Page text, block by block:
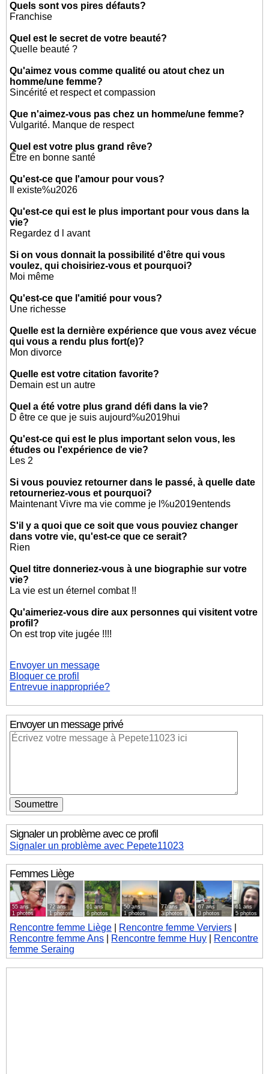
Quels sont vos pires défauts?
Franchise
Quel est le secret de votre beauté?
Quelle beauté ?
Qu'aimez vous comme qualité ou atout chez un
homme/une femme?
Sincérité et respect et compassion
Que n'aimez-vous pas chez un homme/une femme?
Vulgarité. Manque de respect
Quel est votre plus grand rêve?
Être en bonne santé
Qu'est-ce que l'amour pour vous?
Il existe%u2026
Qu'est-ce qui est le plus important pour vous dans la
vie?
Regardez d l avant
Si on vous donnait la possibilité d'être qui vous
voulez, qui choisiriez-vous et pourquoi?
Moi même
Qu'est-ce que l'amitié pour vous?
Une richesse
Quelle est la dernière expérience que vous avez vécue
qui vous a rendu plus fort(e)?
Mon divorce
Quelle est votre citation favorite?
Demain est un autre
Quel a été votre plus grand défi dans la vie?
D être ce que je suis aujourd%u2019hui
Qu'est-ce qui est le plus important selon vous, les
études ou l'expérience de vie?
Les 2
Si vous pouviez retourner dans le passé, à quelle date
retourneriez-vous et pourquoi?
Maintenant Vivre ma vie comme je l%u2019entends
S'il y a quoi que ce soit que vous pouviez changer
dans votre vie, qu'est-ce que ce serait?
Rien
Quel titre donneriez-vous à une biographie sur votre
vie?
La vie est un éternel combat !!
Qu'aimeriez-vous dire aux personnes qui visitent votre
profil?
On est trop vite jugée !!!!
Envoyer un message
Bloquer ce profil
Entrevue inappropriée?
Envoyer un message privé
Signaler un problème avec ce profil
Signaler un problème avec Pepete11023
FemmesLiège
55 ans
1 photos
72 ans
1 photos
61 ans
6 photos
50 ans
1 photos
77 ans
3 photos
67 ans
3 photos
61 ans
5 photos
Rencontre femme Liège Rencontre femme Verviers
Rencontre femme Ans
Rencontre femme Huy
Rencontre
femme Seraing